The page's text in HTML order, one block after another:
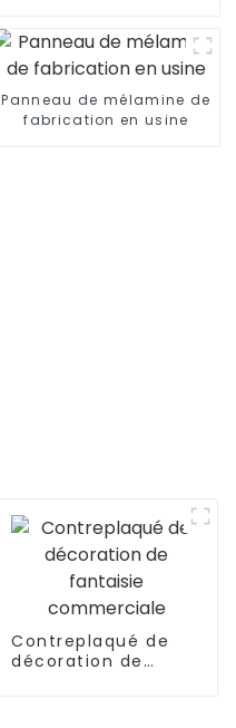
Panneau de mélamine de
fabrication en usine
Contreplaqué de
décoration de